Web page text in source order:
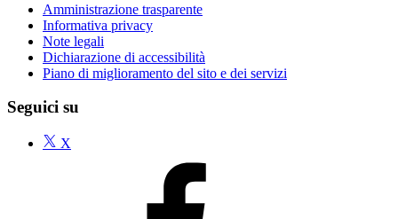
Amministrazione trasparente
Informativa privacy
Note legali
Dichiarazione di accessibilità
Piano di miglioramento del sito e dei servizi
Seguici su
X